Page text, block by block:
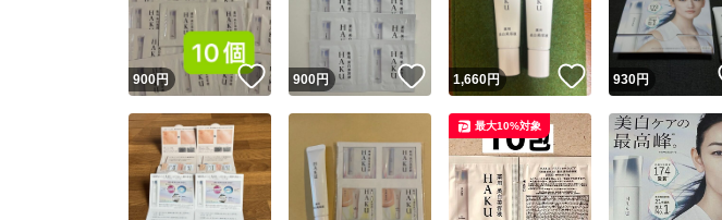
他フリマ実績◯+ このユーザーは
スピード&安心発送
※このバッジは実績に基づく表示であり、発送を
スピード＆安心発送
このユーザーは
ます
出
キ
900円 いいね！
900円 いいね！
1,660円 いいね！
930円
最大10%対象